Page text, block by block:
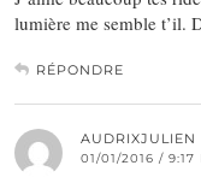
lumière me semble t’il.
RÉPONDRE
AUDRIXJULIEN
01/01/2016 / 9:17